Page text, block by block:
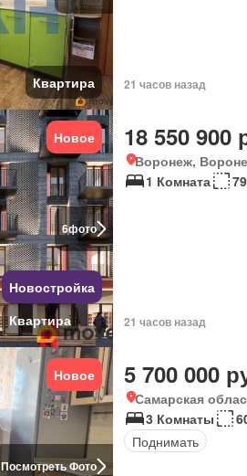
Квартира 21 часов назад
6фото
Новое
Новостройка
Квартира
18 550 900
Воронеж,
1 Комната
21 часов назад
Посмотреть Фото
Новое 5 700 000
Самарская
3 Комнаты
Поднимать